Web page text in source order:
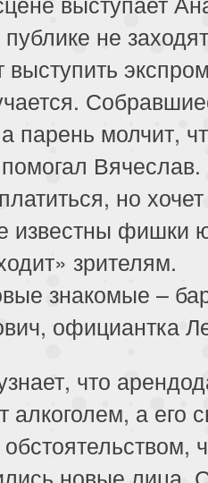
не
парень молчит,
но
известны фишки
зрителям.
знакомые –
официантка
что
алкоголем, а его
новые лица.